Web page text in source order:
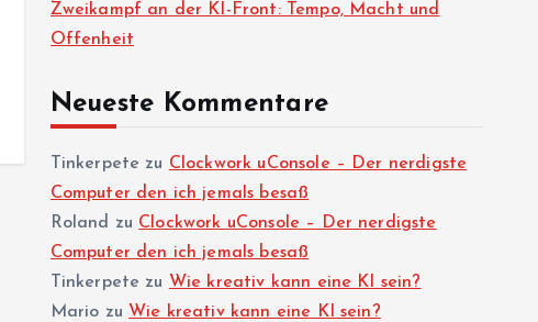
Zweikampf an der KI-Front: Tempo, Macht und
Offenheit
Neueste Kommentare
Tinkerpete zu Clockwork uConsole – Der nerdigste
Computer den ich jemals besaß
Roland
zu Clockwork uConsole – Der nerdigste
Computer den ich jemals besaß
Tinkerpete zu Wie kreativ kann eine KI sein?
Mario zu Wie kreativ kann eine KI sein?